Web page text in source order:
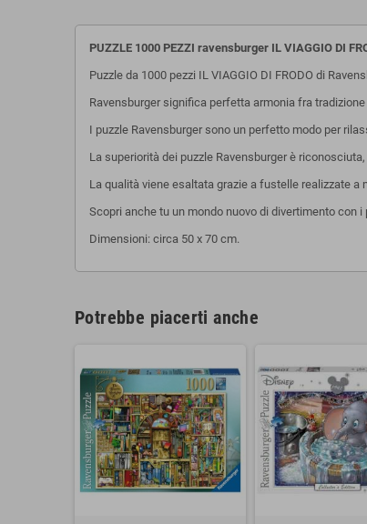
PUZZLE 1000 PEZZI ravensburger IL VIAGGIO DI
Puzzle da 1000 pezzi IL VIAGGIO DI FRODO di
Ravensburger significa perfetta armonia fra
I puzzle Ravensburger sono un perfetto modo per
La superiorità dei puzzle Ravensburger è
La qualità viene esaltata grazie a fustelle realizzate
Scopri anche tu un mondo nuovo di divertimento con
Dimensioni: circa 50 x 70 cm.
Potrebbe piacerti anche